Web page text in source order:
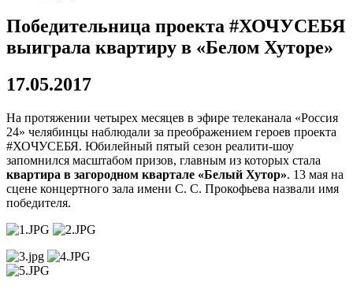
Победительница проекта #ХОЧУСЕБЯ
выиграла квартиру в «Белом Хуторе»
17.05.2017
На протяжении четырех месяцев в эфире телеканала «Россия
24» челябинцы наблюдали за преображением героев проекта
#ХОЧУСЕБЯ. Юбилейный пятый сезон реалити-шоу
запомнился масштабом призов, главным из которых стала
квартира в загородном квартале «Белый Хутор». 13 мая на
сцене концертного зала имени С. С. Прокофьева назвали имя
победителя.